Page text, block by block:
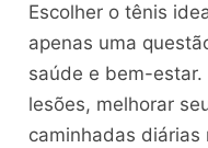
Escolher o tênis
apenas uma
saúde e bem-
lesões, melhorar
caminhadas diárias